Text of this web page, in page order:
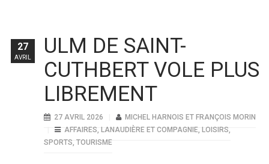
ULM DE SAINT-
CUTHBERT VOLE PLUS
LIBREMENT
27 AVRIL 2026
MICHEL HARNOIS ET FRANÇOIS MORIN
AFFAIRES, LANAUDIÈRE ET COMPAGNIE, LOISIRS,
SPORTS, TOURISME
27
AVRIL